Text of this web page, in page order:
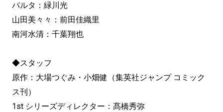
バルタ：緑川光
山田美々々：前田佳織里
南河水清：千葉翔也
◆スタッフ
原作：大場つぐみ・小畑健（集英社ジャンプ コミック
ス刊）
1st シリーズディレクター：髙橋秀弥